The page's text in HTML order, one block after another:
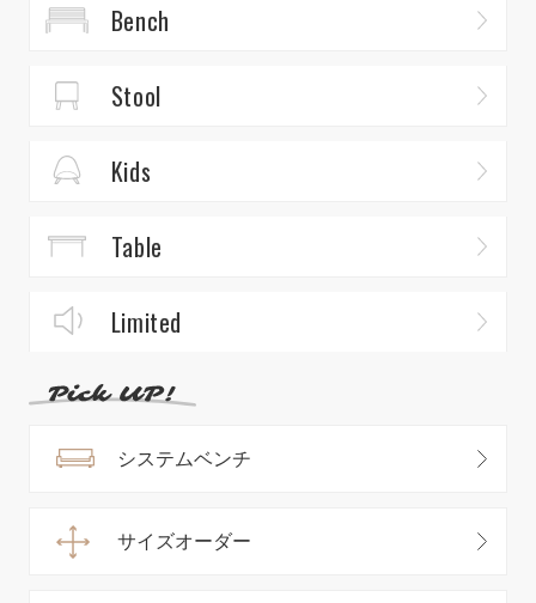
Bench
Stool
Kids
Table
Limited
システムベンチ
サイズオーダー